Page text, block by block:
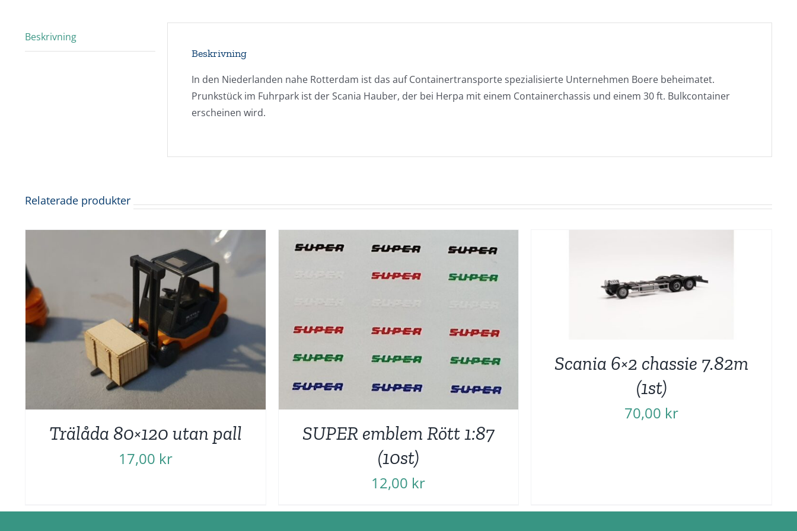
mängd
Beskrivning
Beskrivning
In den Niederlanden nahe Rotterdam ist das auf Containertransporte spezialisierte Unternehmen Boere beheimatet.
Prunkstück im Fuhrpark ist der Scania Hauber, der bei Herpa mit einem Containerchassis und einem 30 ft. Bulkcontainer
erscheinen wird.
Relaterade produkter
Trälåda 80×120 utan pall
17,00 kr
SUPER emblem Rött 1:87
(10st)
12,00 kr
Scania 6×2 chassie 7.82m
(1st)
70,00 kr